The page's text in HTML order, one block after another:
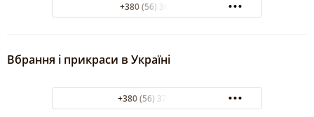
+380 (56) 36-26-46
Вбрання і прикраси в Україні
+380 (56) 371-07-27